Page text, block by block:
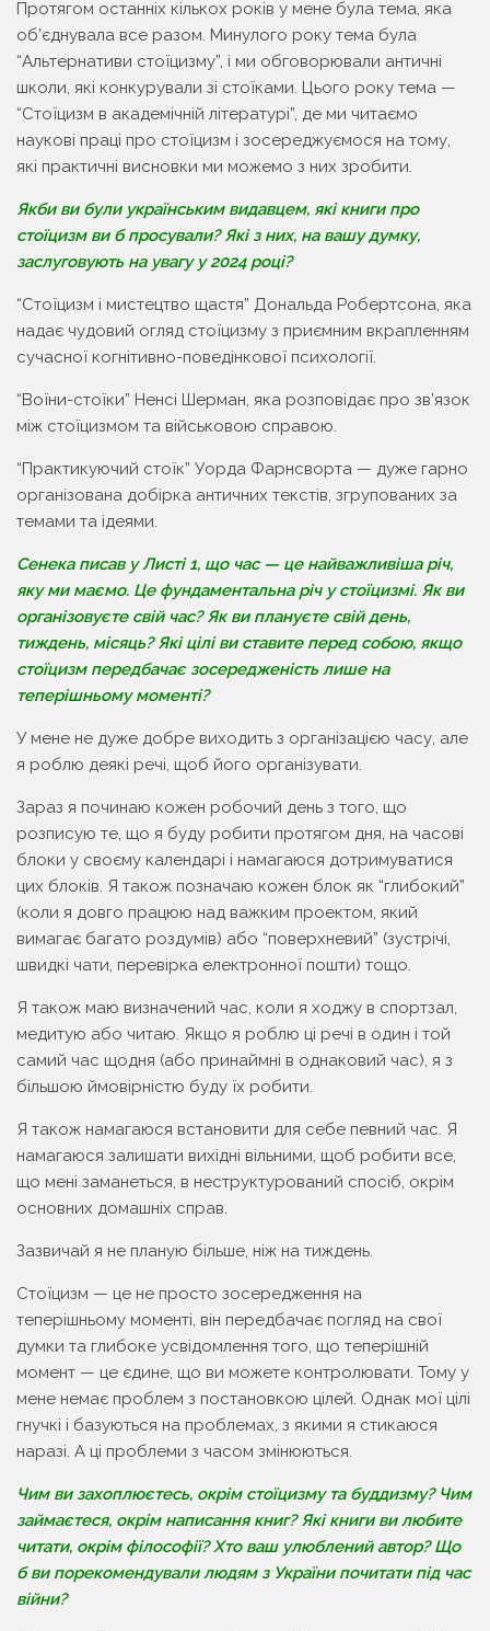
Протягом останніх кількох років у мене була тема, яка
об’єднувала все разом. Минулого року тема була
“Альтернативи стоїцизму”, і ми обговорювали античні
школи, які конкурували зі стоїками. Цього року тема —
“Стоїцизм в академічній літературі”, де ми читаємо
наукові праці про стоїцизм і зосереджуємося на тому,
які практичні висновки ми можемо з них зробити.
Якби ви були українським видавцем, які книги про
стоїцизм ви б просували? Які з них, на вашу думку,
заслуговують на увагу у 2024 році?
“Стоїцизм і мистецтво щастя” Дональда Робертсона, яка
надає чудовий огляд стоїцизму з приємним вкрапленням
сучасної когнітивно-поведінкової психології.
“Воїни-стоїки” Ненсі Шерман, яка розповідає про зв’язок
між стоїцизмом та військовою справою.
“Практикуючий стоїк” Уорда Фарнсворта — дуже гарно
організована добірка античних текстів, згрупованих за
темами та ідеями.
Сенека писав у Листі 1, що час — це найважливіша річ,
яку ми маємо. Це фундаментальна річ у стоїцизмі. Як ви
організовуєте свій час? Як ви плануєте свій день,
тиждень, місяць? Які цілі ви ставите перед собою, якщо
стоїцизм передбачає зосередженість лише на
теперішньому моменті?
У мене не дуже добре виходить з організацією часу, але
я роблю деякі речі, щоб його організувати.
Зараз я починаю кожен робочий день з того, що
розписую те, що я буду робити протягом дня, на часові
блоки у своєму календарі і намагаюся дотримуватися
цих блоків. Я також позначаю кожен блок як “глибокий”
(коли я довго працюю над важким проектом, який
вимагає багато роздумів) або “поверхневий” (зустрічі,
швидкі чати, перевірка електронної пошти) тощо.
Я також маю визначений час, коли я ходжу в спортзал,
медитую або читаю. Якщо я роблю ці речі в один і той
самий час щодня (або принаймні в однаковий час), я з
більшою ймовірністю буду їх робити.
Я також намагаюся встановити для себе певний час. Я
намагаюся залишати вихідні вільними, щоб робити все,
що мені заманеться, в неструктурований спосіб, окрім
основних домашніх справ.
Зазвичай я не планую більше, ніж на тиждень.
Стоїцизм — це не просто зосередження на
теперішньому моменті, він передбачає погляд на свої
думки та глибоке усвідомлення того, що теперішній
момент — це єдине, що ви можете контролювати. Тому у
мене немає проблем з постановкою цілей. Однак мої цілі
гнучкі і базуються на проблемах, з якими я стикаюся
наразі. А ці проблеми з часом змінюються.
Чим ви захоплюєтесь, окрім стоїцизму та буддизму? Чим
займаєтеся, окрім написання книг? Які книги ви любите
читати, окрім філософії? Хто ваш улюблений автор? Що
б ви порекомендували людям з України почитати під час
війни?